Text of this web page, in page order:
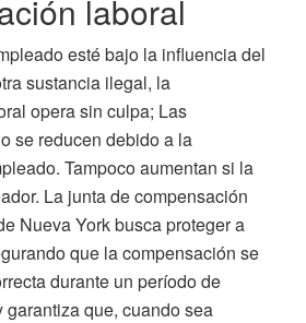
laboral
esté bajo la influencia del
sustancia ilegal, la
opera sin culpa; Las
se reducen debido a la
Tampoco aumentan si la
La junta de compensación
Nueva York busca proteger a
que la compensación se
durante un período de
que, cuando sea